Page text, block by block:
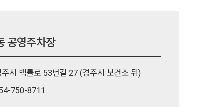
공영주차장
주시 백률로 53번길 27 (경주시 보건소 뒤)
750-8711